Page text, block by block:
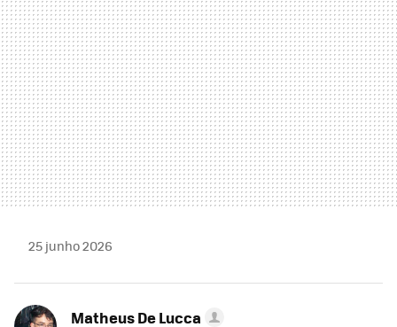
25 junho 2026
Matheus De Lucca